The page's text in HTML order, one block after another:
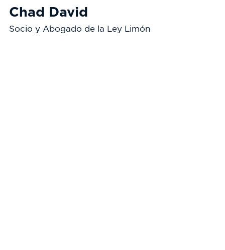
Chad David
Socio y Abogado de la Ley Limón